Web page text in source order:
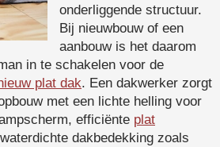
onderliggende structuur.
Bij nieuwbouw of een
aanbouw is het daarom
in te schakelen voor de
plat dak. Een dakwerker zorgt
met een lichte helling voor
efficiënte plat
dakbedekking zoals